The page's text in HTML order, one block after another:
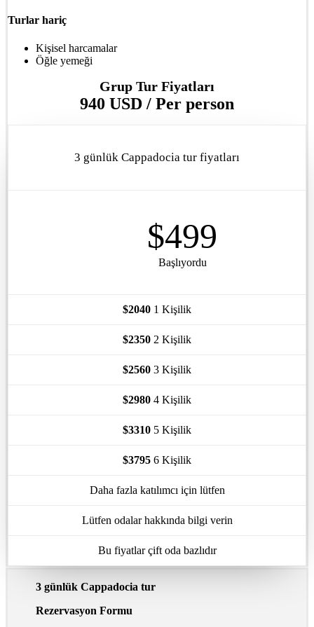
Turlar hariç
Kişisel harcamalar
Öğle yemeği
Grup Tur Fiyatları
940 USD / Per person
3 günlük Cappadocia tur fiyatları
$499
Başlıyordu
$2040 1 Kişilik
$2350 2 Kişilik
$2560 3 Kişilik
$2980 4 Kişilik
$3310 5 Kişilik
$3795 6 Kişilik
Daha fazla katılımcı için lütfen
Lütfen odalar hakkında bilgi verin
Bu fiyatlar çift oda bazlıdır
3 günlük Cappadocia tur
Rezervasyon Formu